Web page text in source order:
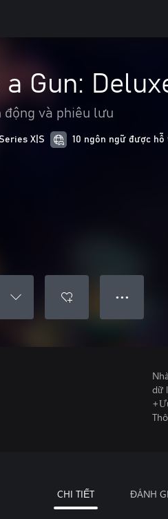
Gun:
động và phiêu lưu
X|S 10 ngôn ngữ được hỗ
● ● ●
dữ
CHI TIẾT ĐÁNH